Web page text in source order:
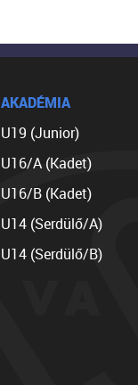
AKADÉMIA
U19 (Junior)
U16/A (Kadet)
U16/B (Kadet)
U14 (Serdülő/A)
U14 (Serdülő/B)